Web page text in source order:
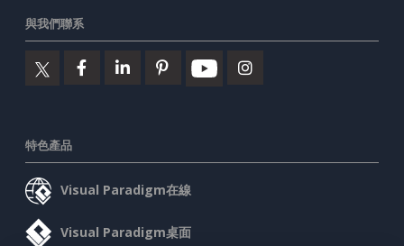
與我們聯系
特色產品
Visual Paradigm在線
Visual Paradigm桌面